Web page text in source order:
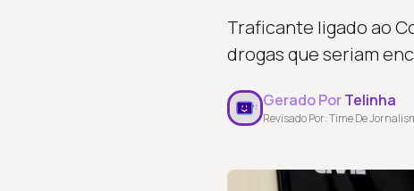
Traficante ligado ao
drogas que seriam
Gerado PorTelinha
Revisado Por: Time De